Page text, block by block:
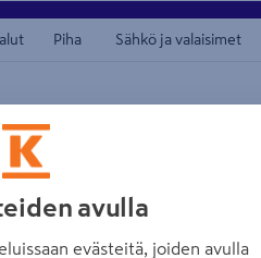
Piha Sähkö ja valaisimet
avulla
evästeitä, joiden avulla